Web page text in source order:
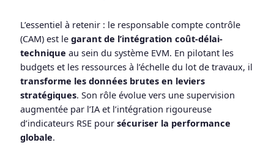
L’essentiel à retenir : le responsable compte contrôle
(CAM) est le garant de l’intégration coût-délai-
technique au sein du système EVM. En pilotant les
budgets et les ressources à l’échelle du lot de travaux, il
transforme les données brutes en leviers
stratégiques. Son rôle évolue vers une supervision
augmentée par l’IA et l’intégration rigoureuse
d’indicateurs RSE pour sécuriser la performance
globale.